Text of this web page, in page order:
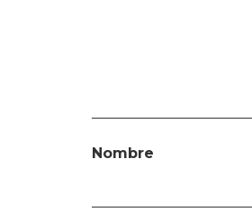
Nombre